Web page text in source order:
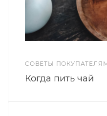
СОВЕТЫ
Когда пить чай